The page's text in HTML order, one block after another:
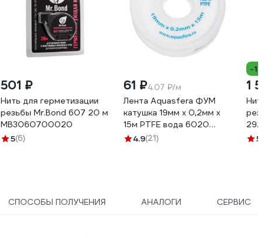
501 ₽
Нить для герметизации
резьбы Mr.Bond 607 20 м
MB3060700020
5(6)
61 ₽4.07 ₽/м
Лента Aquasfera ФУМ
катушка 19мм х 0,2мм х
15м PTFE вода 6020
6020-04 008-0548
4.9(21)
-13%
1
Нить
29222
5
СПОСОБЫ ПОЛУЧЕНИЯ АНАЛОГИ СЕРВИС